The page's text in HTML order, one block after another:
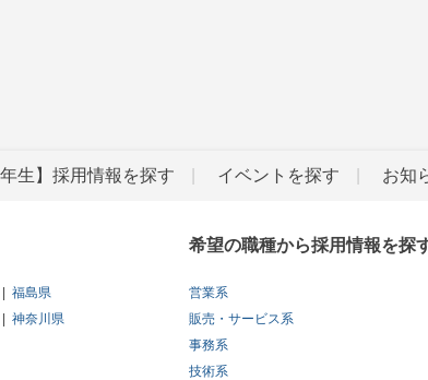
年生】採用情報を探す イベントを探す お知
福島県
神奈川県
希望の職種から採用情報を探
営業系
販売・サービス系
事務系
技術系